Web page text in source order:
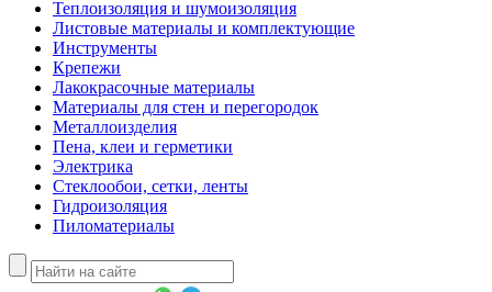
Теплоизоляция и шумоизоляция
Листовые материалы и комплектующие
Инструменты
Крепежи
Лакокрасочные материалы
Материалы для стен и перегородок
Металлоизделия
Пена, клеи и герметики
Электрика
Стеклообои, сетки, ленты
Гидроизоляция
Пиломатериалы